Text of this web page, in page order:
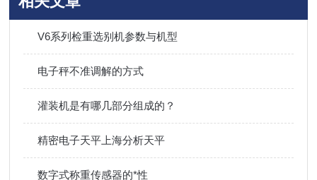
V6系列检重选别机参数与机型
电子秤不准调解的方式
灌装机是有哪几部分组成的？
精密电子天平上海分析天平
数字式称重传感器的*性